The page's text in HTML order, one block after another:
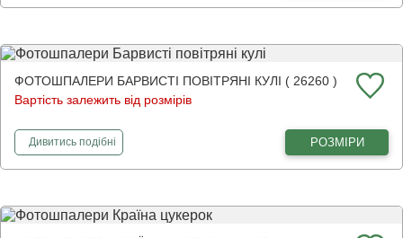
ФОТОШПАЛЕРИ БАРВИСТІ ПОВІТРЯНІ КУЛІ ( 26260 )
Вартість залежить від розмірів
Дивитисьфотошпалери
подібні РОЗМІРИ